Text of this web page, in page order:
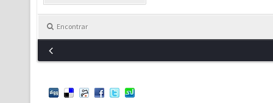
Encontrar